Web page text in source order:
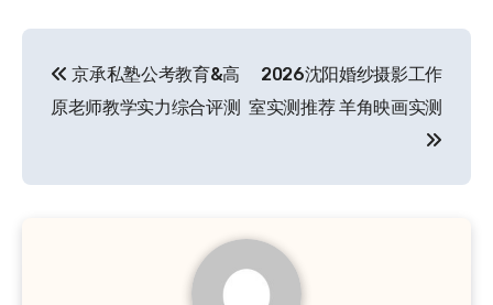
章
航
京承私塾公考教育&高
原老师教学实力综合评测
2026沈阳婚纱摄影工作
室实测推荐 羊角映画实测